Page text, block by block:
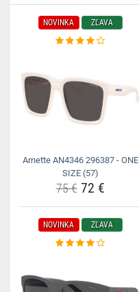
NOVINKA ZĽAVA
Arnette AN4346 296387 - ONE
SIZE (57)
75 €72 €
NOVINKA ZĽAVA